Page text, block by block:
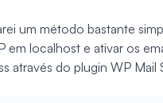
um método bastante
em localhost e ativar os
através do plugin WP Mail